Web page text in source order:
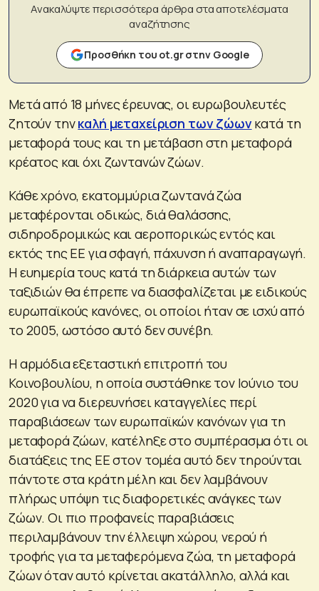
Ανακαλύψτε περισσότερα άρθρα στα αποτελέσματα
αναζήτησης
Προσθήκη του ot.gr στην Google
Μετά από 18 μήνες έρευνας, οι ευρωβουλευτές
ζητούν τηνκαλή μεταχείριση των ζώωνκατά τη
μεταφορά τους και τη μετάβαση στη μεταφορά
κρέατος και όχι ζωντανών ζώων.
Κάθε χρόνο, εκατομμύρια ζωντανά ζώα
μεταφέρονται οδικώς, διά θαλάσσης,
σιδηροδρομικώς και αεροπορικώς εντός και
εκτός της ΕΕ για σφαγή, πάχυνση ή αναπαραγωγή.
Η ευημερία τους κατά τη διάρκεια αυτών των
ταξιδιών θα έπρεπε να διασφαλίζεται με ειδικούς
ευρωπαϊκούς κανόνες, οι οποίοι ήταν σε ισχύ από
το 2005, ωστόσο αυτό δεν συνέβη.
Η αρμόδια εξεταστική επιτροπή του
Κοινοβουλίου, η οποία συστάθηκε τον Ιούνιο του
2020 για να διερευνήσει καταγγελίες περί
παραβιάσεων των ευρωπαϊκών κανόνων για τη
μεταφορά ζώων, κατέληξε στο συμπέρασμα ότι οι
διατάξεις της ΕΕ στον τομέα αυτό δεν τηρούνται
πάντοτε στα κράτη μέλη και δεν λαμβάνουν
πλήρως υπόψη τις διαφορετικές ανάγκες των
ζώων. Οι πιο προφανείς παραβιάσεις
περιλαμβάνουν την έλλειψη χώρου, νερού ή
τροφής για τα μεταφερόμενα ζώα, τη μεταφορά
ζώων όταν αυτό κρίνεται ακατάλληλο, αλλά και